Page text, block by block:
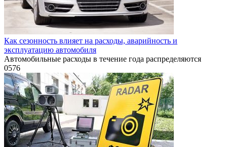
Как сезонность влияет на расходы, аварийность и
эксплуатацию автомобиля
Автомобильные расходы в течение года распределяются
0576